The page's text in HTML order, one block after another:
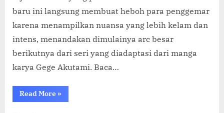
baru ini langsung membuat heboh para penggemar
karena menampilkan nuansa yang lebih kelam dan
intens, menandakan dimulainya arc besar
berikutnya dari seri yang diadaptasi dari manga
karya Gege Akutami. Baca…
Read More“JUJUTSU
KAISEN
»